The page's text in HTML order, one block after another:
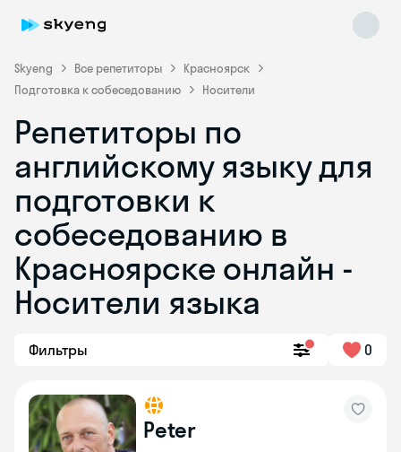
Skyeng Все репетиторы
Красноярск
Подготовка к собеседованию
Носители
Репетиторы по
английскому языку для
подготовки к
собеседованию в
Красноярске онлайн -
Носители языка
Фильтры 0
Peter
Skyeng Chat